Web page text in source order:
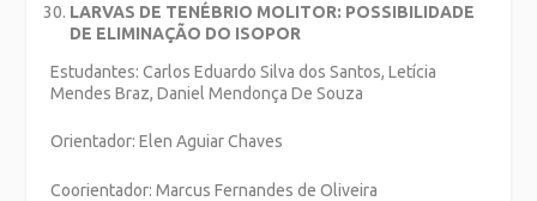
LARVAS DE TENÉBRIO MOLITOR: POSSIBILIDADE
DE ELIMINAÇÃO DO ISOPOR
Estudantes: Carlos Eduardo Silva dos Santos, Letícia
Mendes Braz, Daniel Mendonça De Souza
Orientador: Elen Aguiar Chaves
Coorientador: Marcus Fernandes de Oliveira